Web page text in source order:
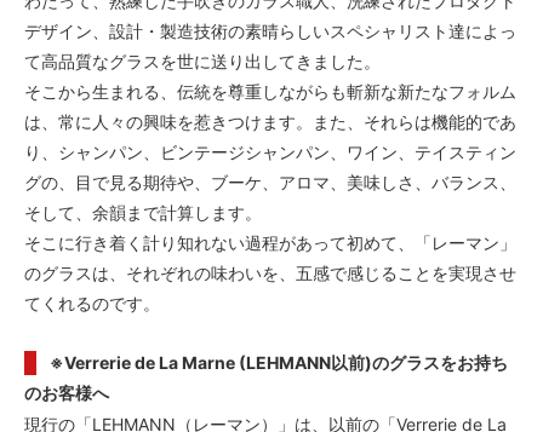
デザイン、設計・製造技術の素晴らしいスペシャリスト達によっ
て高品質なグラスを世に送り出してきました。
そこから生まれる、伝統を尊重しながらも斬新な新たなフォルム
は、常に人々の興味を惹きつけます。また、それらは機能的であ
り、シャンパン、ビンテージシャンパン、ワイン、テイスティン
グの、目で見る期待や、ブーケ、アロマ、美味しさ、バランス、
そして、余韻まで計算します。
そこに行き着く計り知れない過程があって初めて、「レーマン」
のグラスは、それぞれの味わいを、五感で感じることを実現させ
てくれるのです。
※Verrerie de La Marne (LEHMANN以前)のグラスをお持ち
のお客様へ
現行の「LEHMANN（レーマン）」は、以前の「Verrerie de La